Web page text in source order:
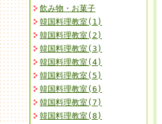
飲み物・お菓子
韓国料理教室(1)
韓国料理教室(2)
韓国料理教室(3)
韓国料理教室(4)
韓国料理教室(5)
韓国料理教室(6)
韓国料理教室(7)
韓国料理教室(8)